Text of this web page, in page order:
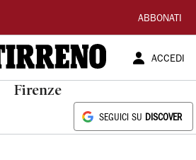
ABBONATI
ACCEDI
Firenze
SEGUICI SU DISCOVER